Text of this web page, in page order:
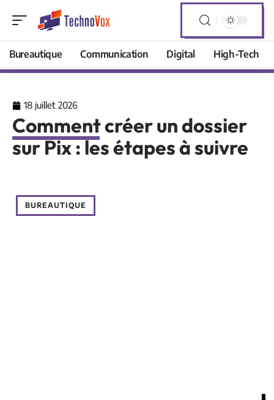
Bureautique Communication Digital High-Tech
18 juillet 2026
Comment créer un dossier
sur Pix : les étapes à suivre
BUREAUTIQUE